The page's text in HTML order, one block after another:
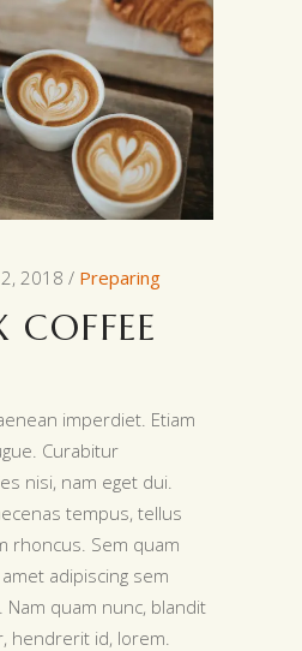
2018 Preparing
COFFEE
imperdiet. Etiam
Curabitur
nisi, nam eget dui.
tempus, tellus
rhoncus. Sem quam
adipiscing sem
quam nunc, blandit
hendrerit id, lorem.